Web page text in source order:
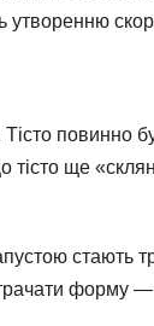
повинно
тісто ще
стають
форму